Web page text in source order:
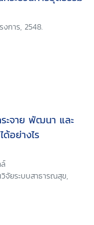
การ, 2548.
ะจาย พัฒนา และ
อย่างไร
จัยระบบสาธารณสุข,